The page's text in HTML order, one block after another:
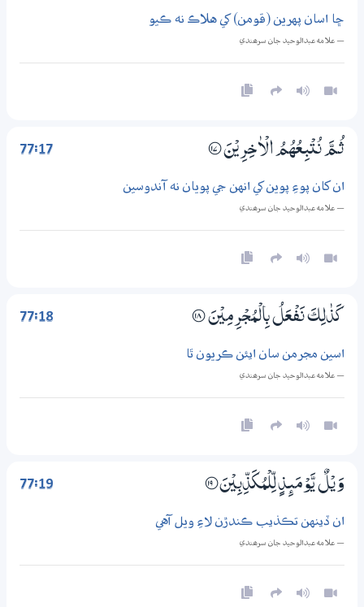
ڇا اسان پهرين (قومن) کي هلاڪ نه ڪيو
— علامه عبدالوحيد جان سرھندي
77:17 ثُـمَّ نُتْبِعُهُمُ الْاٰخِرِيْنَ ؀17
ان کان پوءِ پوين کي انهن جي پويان نه آندوسين
— علامه عبدالوحيد جان سرھندي
77:18 كَذٰلِكَ نَفْعَلُ بِالْمُجْرِمِيْنَ ؀18
اسين مجرمن سان ايئن ڪريون ٿا
— علامه عبدالوحيد جان سرھندي
77:19 وَيْلٌ يَّوْمَىِٕذٍ لِّلْمُكَذِّبِيْنَ ؀19
ان ڏينهن تڪذيب ڪندڙن لاءِ ويل آهي
— علامه عبدالوحيد جان سرھندي